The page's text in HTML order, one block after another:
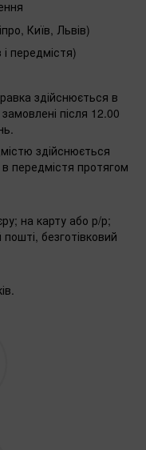
Київ, Львів)
передмістя)
здійснюється в
після 12.00
здійснюється
передмістя протягом
на карту або р/р;
безготівковий